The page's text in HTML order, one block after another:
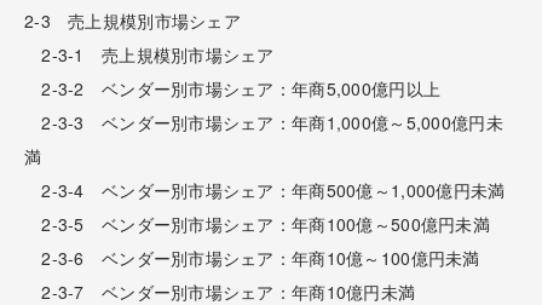
2-3 売上規模別市場シェア
2-3-1 売上規模別市場シェア
2-3-2 ベンダー別市場シェア：年商5,000億円以上
2-3-3 ベンダー別市場シェア：年商1,000億～5,000億円未
満
2-3-4 ベンダー別市場シェア：年商500億～1,000億円未満
2-3-5 ベンダー別市場シェア：年商100億～500億円未満
2-3-6 ベンダー別市場シェア：年商10億～100億円未満
2-3-7 ベンダー別市場シェア：年商10億円未満